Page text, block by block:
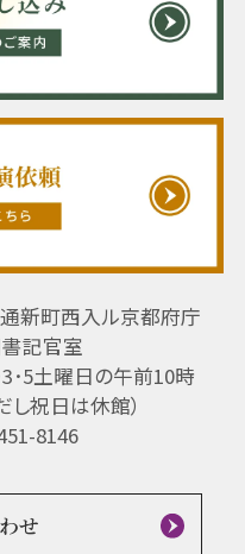
新町西入ル京都府庁
書記官室
･5土曜日の午前10時
し祝日は休館）
8146
せ